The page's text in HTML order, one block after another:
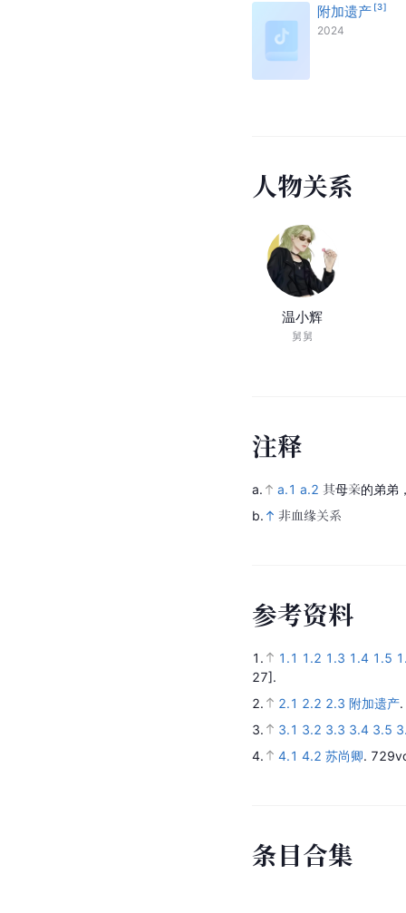
附加遗产 [3]
2024
人物关系
温小辉
舅舅
注释
a. a.1 a.2 其母亲的弟弟
b.
非血缘关系
参考资料
1. 1.1 1.2 1.3 1.4 1.5
27].
2.
2.1 2.2 2.3 附加遗产.
3.
3.1 3.2 3.3 3.4 3.5
4.
4.1 4.2 苏尚卿.
条目合集